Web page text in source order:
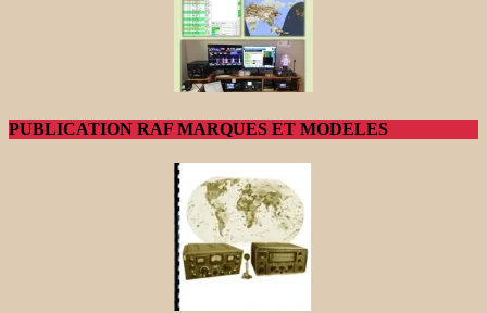
PUBLICATION RAF MARQUES ET MODELES